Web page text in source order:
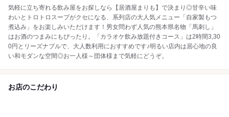
気軽に立ち寄れる飲み屋をお探しなら【居酒屋まりも】で決まり◎甘辛い味
わいとトロトロスープがクセになる、系列店の大人気メニュー「自家製もつ
煮込み」をお楽しみいただけます！男女問わず人気の熊本県名物「馬刺し」
はお酒のつまみにもぴったり。「カラオケ飲み放題付きコース」は2時間3,30
0円とリーズナブルで、大人数利用におすすめです♪明るい店内は居心地の良
い和モダンな空間◎お一人様～団体様まで気軽にどうぞ。
お店のこだわり